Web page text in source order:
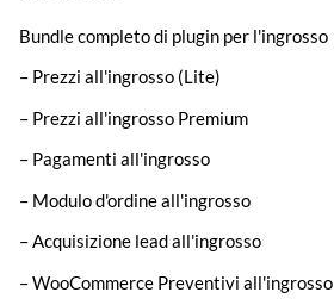
Bundle completo di plugin per l'ingrosso
– Prezzi all'ingrosso (Lite)
– Prezzi all'ingrosso Premium
– Pagamenti all'ingrosso
– Modulo d'ordine all'ingrosso
– Acquisizione lead all'ingrosso
– WooCommerce Preventivi all'ingrosso